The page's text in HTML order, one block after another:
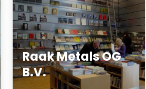
Raak Metals OG
B.V.